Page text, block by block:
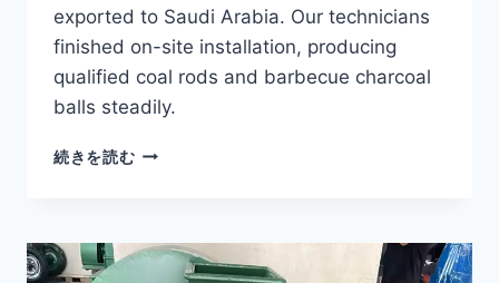
exported to Saudi Arabia. Our technicians
finished on-site installation, producing
qualified coal rods and barbecue charcoal
balls steadily.
続きを読むCHARCOAL
INSTALLED